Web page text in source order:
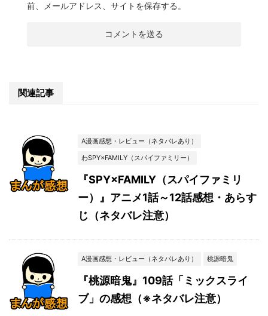
前、メールアドレス、サイトを保存する。
関連記事
A漫画感想・レビュー（ネタバレあり）
わSPY×FAMILY（スパイファミリー）
『SPY×FAMILY（スパイファミリ
ー）』アニメ1話～12話感想・あらす
じ（ネタバレ注意）
A漫画感想・レビュー（ネタバレあり） 桃源暗鬼
『桃源暗鬼』109話「ミックスライ
ブ」の感想（※ネタバレ注意）